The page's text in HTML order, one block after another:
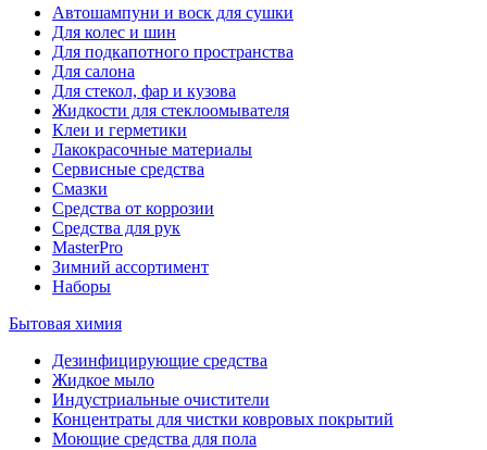
Автошампуни и воск для сушки
Для колес и шин
Для подкапотного пространства
Для салона
Для стекол, фар и кузова
Жидкости для стеклоомывателя
Клеи и герметики
Лакокрасочные материалы
Сервисные средства
Смазки
Средства от коррозии
Средства для рук
MasterPro
Зимний ассортимент
Наборы
Бытовая химия
Дезинфицирующие средства
Жидкое мыло
Индустриальные очистители
Концентраты для чистки ковровых покрытий
Моющие средства для пола